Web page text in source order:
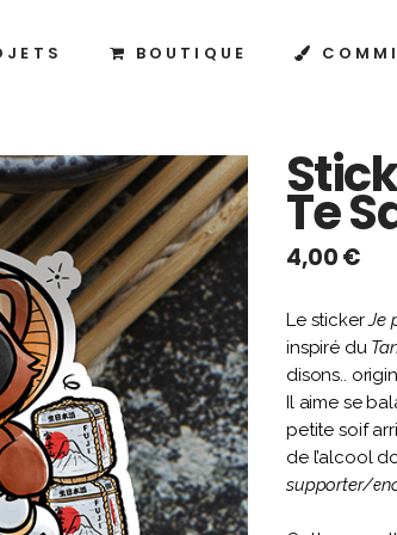
BOUTIQUE
Te
4,00€
Le stickerJe
inspiré du
disons..
Il aime se
petite soif
de l’alcool
supporter/